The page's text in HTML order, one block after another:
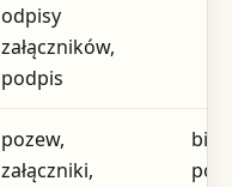
odpisy
załączników,
podpis
pozew,
załączniki,